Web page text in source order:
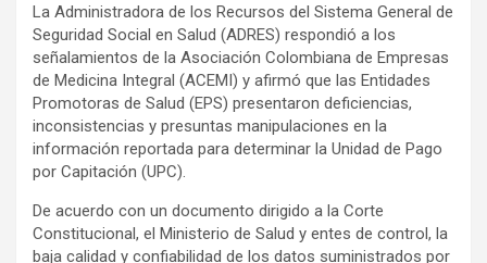
c
e
b
o
o
k
a
s
A
p
p
m
p
a
r
t
i
r
La Administradora de los Recursos del Sistema General de
Seguridad Social en Salud (ADRES) respondió a los
señalamientos de la Asociación Colombiana de Empresas
de Medicina Integral (ACEMI) y afirmó que las Entidades
Promotoras de Salud (EPS) presentaron deficiencias,
inconsistencias y presuntas manipulaciones en la
información reportada para determinar la Unidad de Pago
por Capitación (UPC).
De acuerdo con un documento dirigido a la Corte
Constitucional, el Ministerio de Salud y entes de control, la
baja calidad y confiabilidad de los datos suministrados por